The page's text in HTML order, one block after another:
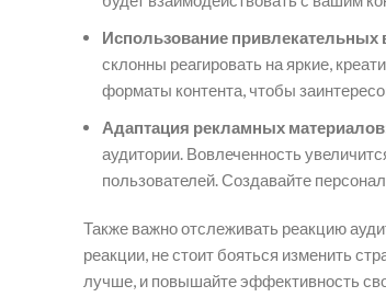
Использование привлекательных
склонны реагировать на яркие,
форматы контента, чтобы
Адаптация рекламных
аудитории. Вовлеченность
пользователей. Создавайте
Также важно отслеживать реакцию
реакции, не стоит бояться изменить
лучше, и повышайте эффективность